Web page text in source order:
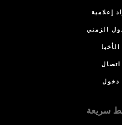
إعلامية
الزمني
الأخبا
اتصال
دخول
سريعة